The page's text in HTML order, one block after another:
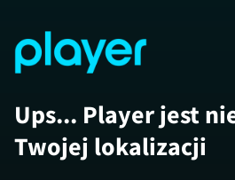
Ups... Player jest
Twojej lokalizacji